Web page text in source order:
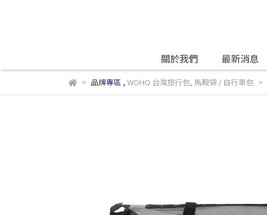
關於我們 最新消息
品牌專區 , WOHO 台灣旅行包, 馬鞍袋 / 自行車包